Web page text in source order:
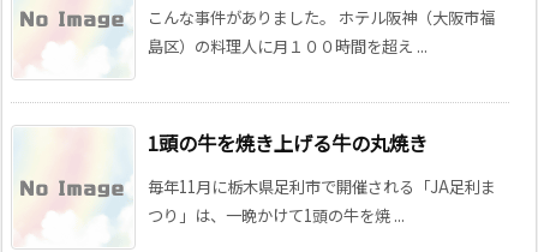
こんな事件がありました。 ホテル阪神（大阪市福
島区）の料理人に月１００時間を超え ...
1頭の牛を焼き上げる牛の丸焼き
毎年11月に栃木県足利市で開催される「JA足利ま
つり」は、一晩かけて1頭の牛を焼 ...